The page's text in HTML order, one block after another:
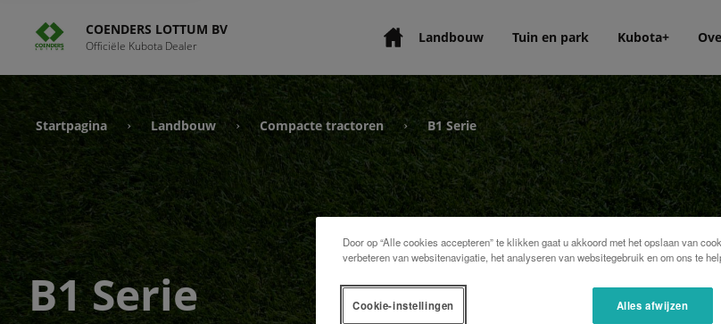
COENDERS LOTTUM BV
Officiële Kubota Dealer Landbouw Tuin en park Kubota+
Startpagina › Landbouw › Compacte tractoren › B1 Serie
B1 Serie
Door op “Alle cookies accepteren” te klikken gaat u akkoord met het opslaan van
verbeteren van websitenavigatie, het analyseren van websitegebruik en om ons te
Alles afwijzen
Cookie-instellingen